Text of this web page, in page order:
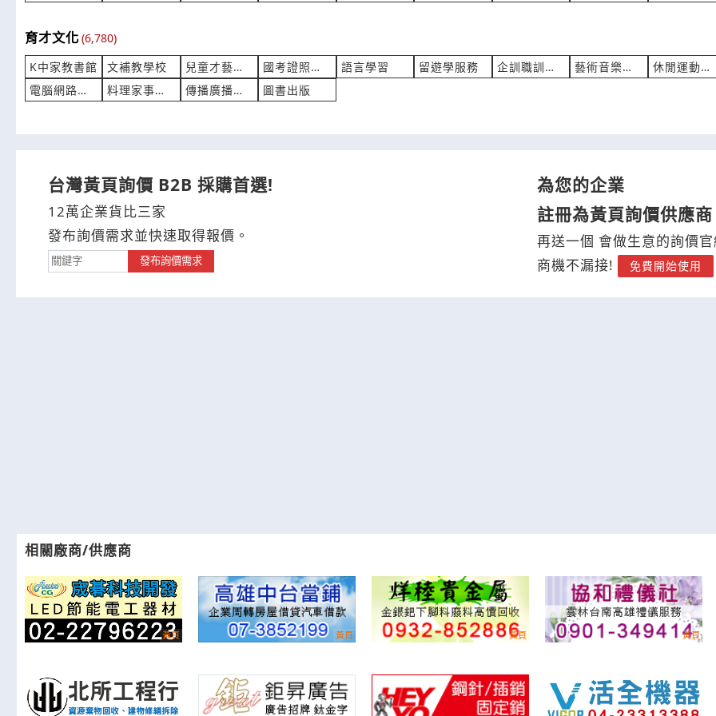
育才文化(6,780)
K中家教書館
文補教學校 兒童才藝安親 國考證照駕訓 語言學習 留遊學服務 企訓職訓培訓 藝術音樂學習
休閒運動學習
電腦網路學習
料理家事學習 傳播廣播媒體 圖書出版
台灣黃頁詢價 B2B 採購首選!
12萬企業貨比三家
發布詢價需求並快速取得報價。
發布詢價需求
為您的企業
註冊為黃頁詢價供應商
再送一個 會做生意的詢價
商機不漏接!
免費開始使用
相關廠商/供應商